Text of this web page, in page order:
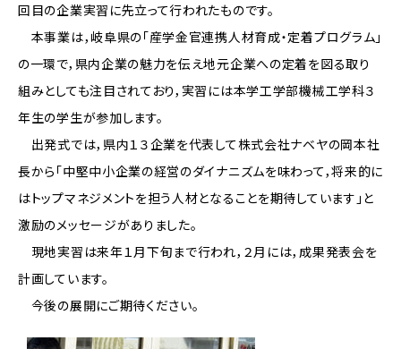
回目の企業実習に先立って行われたものです。
本事業は，岐阜県の「産学金官連携人材育成・定着プログラム」
の一環で，県内企業の魅力を伝え地元企業への定着を図る取り
組みとしても注目されており，実習には本学工学部機械工学科３
年生の学生が参加します。
出発式では，県内１３企業を代表して株式会社ナベヤの岡本社
長から「中堅中小企業の経営のダイナニズムを味わって，将来的に
はトップマネジメントを担う人材となることを期待しています」と
激励のメッセージがありました。
現地実習は来年１月下旬まで行われ，２月には，成果発表会を
計画しています。
今後の展開にご期待ください。